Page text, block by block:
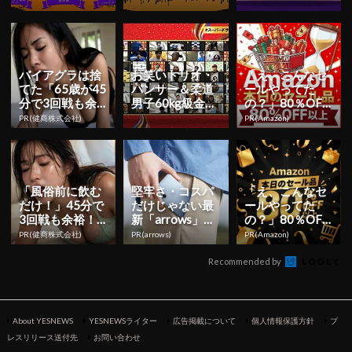
インイベントに
アルコ＆ピ...
サヒビール主催
のオンライ...
イプル超合金と
600名が...
バイアグラは捨
てた「65歳が45
分で3回戦も余
裕」980円で朝
まで絶好調！
PR(健商株式会社)
お笑いトリオ・
パンサー＆柔道
男子60kg級金メ
ダリスト 髙藤選
手が1000人と
オ...
「え、こんなセ
ールやってた
の？」80％OFF
以上が続々登
場！Amazonの本
気が...
PR(Amazon)
「風俗前に飲む
だけ！」45分で
3回戦も余裕！9
80円で朝まで絶
好調
PR(健商株式会社)
堅牢さ・コスパ
だけじゃない最
新「arrows」事
情
PR(arrows)
「え、こんなセ
ールやってた
の？」80％OFF
以上が続々登
場！Amazonの本
気が...
PR(Amazon)
Recommended by
About YESNEWS YESNEWSライター 広告掲載について 個人情報保護方針
プ
レスリリース送付先
お問い合わせ